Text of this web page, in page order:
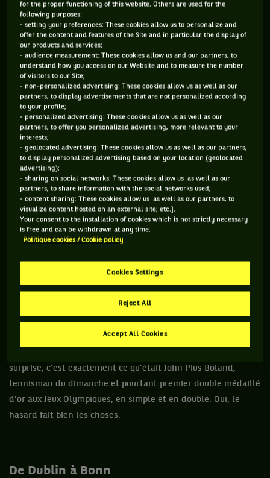
Alors que les Jeux Olympiques de Rio
approchent à grands pas, les histoires des
médaillés les plus glorieux refont surface.
Au panthéon des grands joueurs, John Pius
Boland est toutefois oublié de tous. En
1896, à Athènes, il est pourtant devenu le
premier médaillé d'or en simple et en
double, alors même qu'il n'aurait jamais
dû participer aux Olympiades.
Finalement, depuis les premiers Jeux Olympiques de l'ère
moderne, rien n'a vraiment changé dans le monde du tennis.
Si on s'inquiète aujourd'hui du nombre décroissant de
participants et des annulations à répétition – accompagnées
d'excuses plus ou moins valables – on n'était même pas
certains, en 1896, d'avoir assez de joueurs pour qu'un tournoi
puisse avoir lieu. À tel point qu'on n'hésitait pas à inviter au
dernier moment un joueur pour qu'il puisse combler les trous,
de la même manière qu'on invite un copain pour jouer
gardien de but au five le mardi soir. Seulement, il arrive
parfois que ce bon copain se retrouve être un excellent joueur
surprise, c'est exactement ce qu'était John Pius Boland,
tennisman du dimanche et pourtant premier double médaillé
d'or aux Jeux Olympiques, en simple et en double. Oui, le
hasard fait bien les choses.
De Dublin à Bonn
for the proper functioning of this website. Others are used for the
following purposes:
- setting your preferences: These cookies allow us to personalize and
offer the content and features of the Site and in particular the display of
our products and services;
- audience measurement: These cookies allow us and our partners, to
understand how you access on our Website and to measure the number
of visitors to our Site;
- non-personalized advertising: These cookies allow us as well as our
partners, to display advertisements that are not personalized according
to your profile;
- personalized advertising: These cookies allow us as well as our
partners, to offer you personalized advertising, more relevant to your
interests;
- geolocated advertising: These cookies allow us as well as our partners,
to display personalized advertising based on your location (geolocated
advertising);
- sharing on social networks: These cookies allow us as well as our
partners, to share information with the social networks used;
- content sharing: These cookies allow us as well as our partners, to
visualize content hosted on an external site; etc.].
Your consent to the installation of cookies which is not strictly necessary
is free and can be withdrawn at any time.
Politique cookies / Cookie policy
Cookies Settings
Reject All
Accept All Cookies